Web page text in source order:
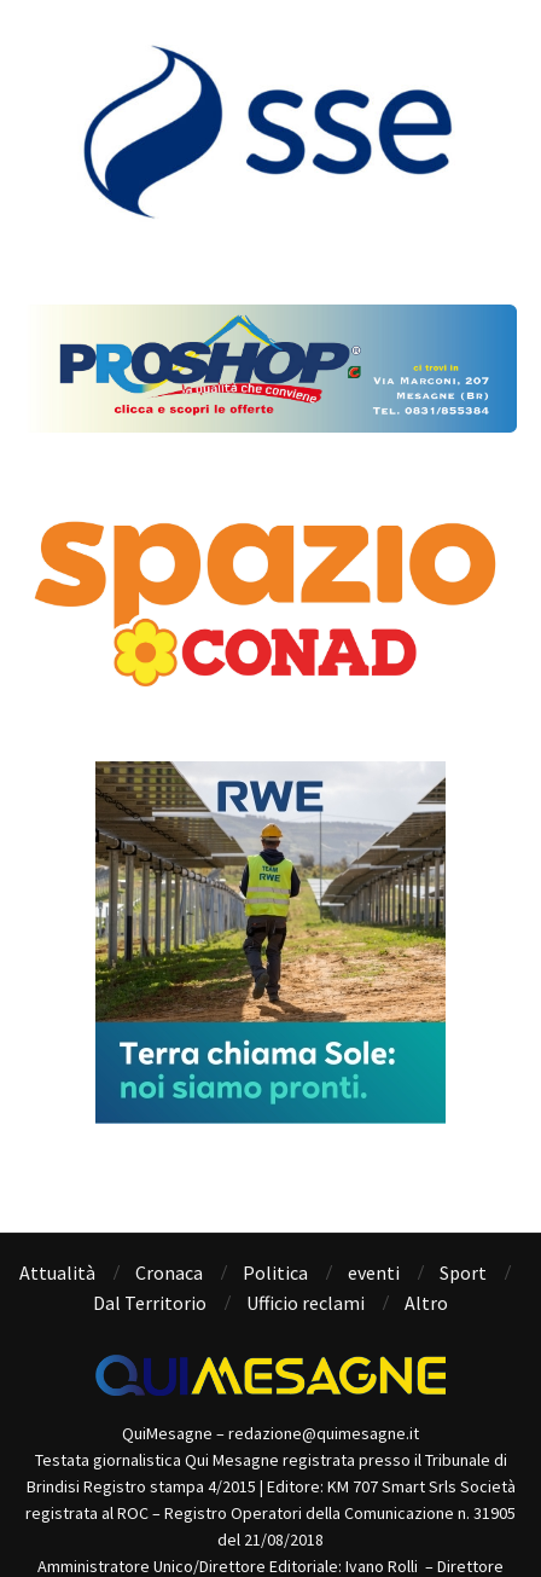
Attualità Cronaca Politica eventi
Sport
Dal Territorio
Ufficio reclami Altro
QuiMesagne – redazione@quimesagne.it
Testata giornalistica Qui Mesagne registrata presso il Tribunale di
Brindisi Registro stampa 4/2015 | Editore: KM 707 Smart Srls Società
registrata al ROC – Registro Operatori della Comunicazione n. 31905
del 21/08/2018
Amministratore Unico/Direttore Editoriale: Ivano Rolli – Direttore